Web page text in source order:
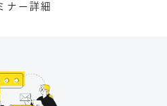
ナー詳細